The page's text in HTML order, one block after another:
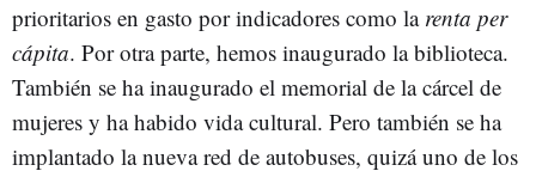
prioritarios en gasto por indicadores como la renta per
cápita. Por otra parte, hemos inaugurado la biblioteca.
También se ha inaugurado el memorial de la cárcel de
mujeres y ha habido vida cultural. Pero también se ha
implantado la nueva red de autobuses, quizá uno de los